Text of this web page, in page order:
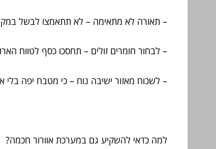
– תאורה לא מתאימה – לא תתאמצו לבשל
– לבחור חומרים זולים – תחסכו כסף לטווח
– לשכוח מאזור ישיבה נוח – כי מטבח יפה בלי
למה כדאי להשקיע גם במערכת אוורור חכמה?